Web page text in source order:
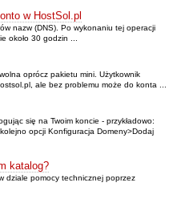
w HostSol.pl
nazw (DNS). Po wykonaniu tej operacji
około 30 godzin ...
oprócz pakietu mini. Użytkownik
ale bez problemu może do konta ...
się na Twoim koncie - przykładowo:
opcji Konfiguracja Domeny>Dodaj
katalog?
dziale pomocy technicznej poprzez